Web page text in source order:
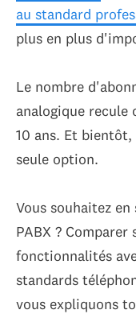
au standard
plus en plus
Le nombre
analogique recule
10 ans. Et
seule option.
Vous souhaitez
PABX ?
fonctionnalités
standards
vous expliquons